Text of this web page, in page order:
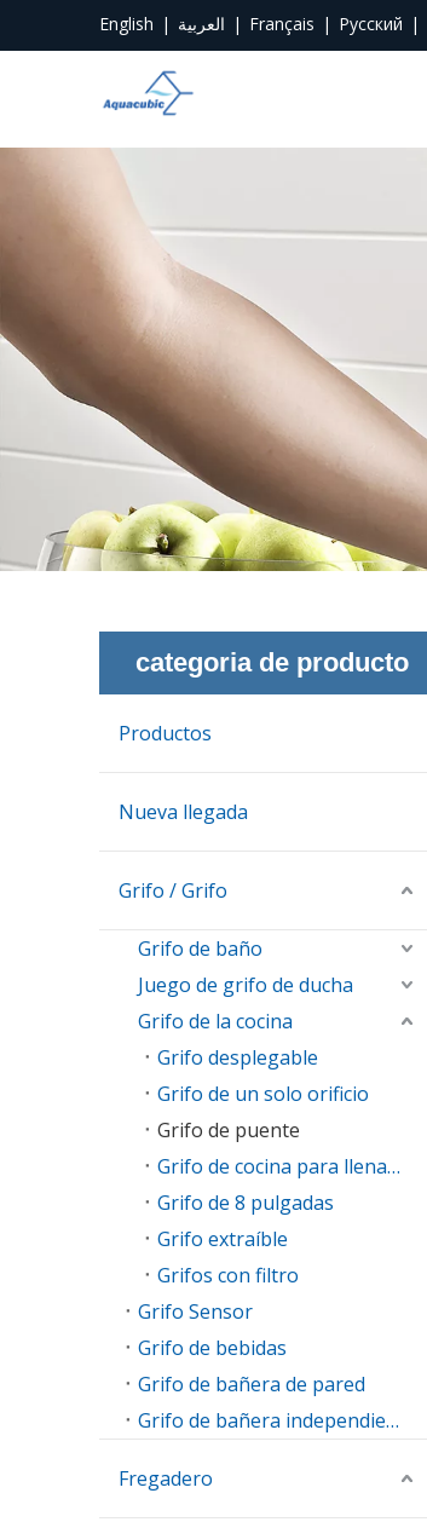
English | العربية | Français | Pусский |
categoria de producto
Productos
Nueva llegada
Grifo / Grifo
Grifo de baño
Juego de grifo de ducha
Grifo de la cocina
Grifo desplegable
Grifo de un solo orificio
Grifo de puente
Grifo de cocina para llenar ollas
Grifo de 8 pulgadas
Grifo extraíble
Grifos con filtro
Grifo Sensor
Grifo de bebidas
Grifo de bañera de pared
Grifo de bañera independiente
Fregadero